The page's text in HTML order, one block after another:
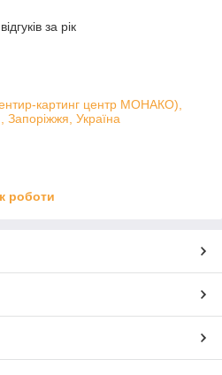
за рік
картинг центр МОНАКО),
Запоріжжя, Україна
роботи